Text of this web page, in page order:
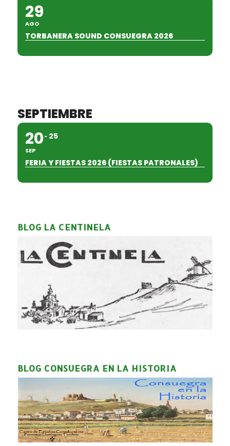
29
AGO
TORBANERA SOUND CONSUEGRA 2026
SEPTIEMBRE
20
SEP
25
FERIA Y FIESTAS 2026 (FIESTAS PATRONALES)
BLOG LA CENTINELA
BLOG CONSUEGRA EN LA HISTORIA